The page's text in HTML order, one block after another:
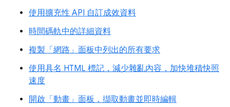
使用擴充性 API 自訂成效資料
時間碼軌中的詳細資料
複製「網路」面板中列出的所有要求
使用具名 HTML 標記，減少雜亂內容，加快堆積快照
速度
開啟「動畫」面板，擷取動畫並即時編輯